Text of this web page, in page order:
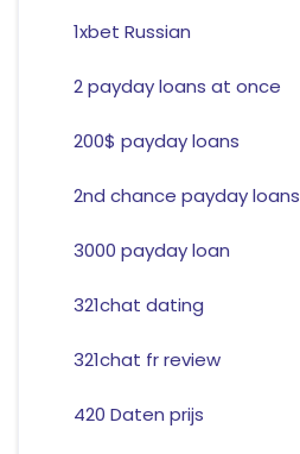
1xbet Russian
2 payday loans at once
200$ payday loans
2nd chance payday loans
3000 payday loan
321chat dating
321chat fr review
420 Daten prijs